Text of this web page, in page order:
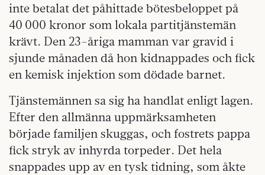
inte betalat det påhittade bötesbeloppet på
40 000 kronor som lokala partitjänstemän
krävt. Den 23-åriga mamman var gravid i
sjunde månaden då hon kidnappades och fick
en kemisk injektion som dödade barnet.
Tjänstemännen sa sig ha handlat enligt lagen.
Efter den allmänna uppmärksamheten
började familjen skuggas, och fostrets pappa
fick stryk av inhyrda torpeder. Det hela
snappades upp av en tysk tidning, som åkte